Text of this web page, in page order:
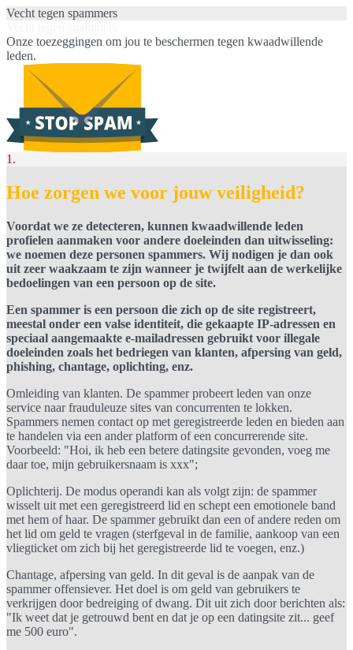
Vecht tegen spammers
Onze toezeggingen om jou te beschermen tegen kwaadwillende
leden.
1.
Hoe zorgen we voor jouw veiligheid?
Voordat we ze detecteren, kunnen kwaadwillende leden
profielen aanmaken voor andere doeleinden dan uitwisseling:
we noemen deze personen spammers. Wij nodigen je dan ook
uit zeer waakzaam te zijn wanneer je twijfelt aan de werkelijke
bedoelingen van een persoon op de site.
Een spammer is een persoon die zich op de site registreert,
meestal onder een valse identiteit, die gekaapte IP-adressen en
speciaal aangemaakte e-mailadressen gebruikt voor illegale
doeleinden zoals het bedriegen van klanten, afpersing van geld,
phishing, chantage, oplichting, enz.
Omleiding van klanten. De spammer probeert leden van onze
service naar frauduleuze sites van concurrenten te lokken.
Spammers nemen contact op met geregistreerde leden en bieden aan
te handelen via een ander platform of een concurrerende site.
Voorbeeld: "Hoi, ik heb een betere datingsite gevonden, voeg me
daar toe, mijn gebruikersnaam is xxx";
Oplichterij. De modus operandi kan als volgt zijn: de spammer
wisselt uit met een geregistreerd lid en schept een emotionele band
met hem of haar. De spammer gebruikt dan een of andere reden om
het lid om geld te vragen (sterfgeval in de familie, aankoop van een
vliegticket om zich bij het geregistreerde lid te voegen, enz.)
Chantage, afpersing van geld. In dit geval is de aanpak van de
spammer offensiever. Het doel is om geld van gebruikers te
verkrijgen door bedreiging of dwang. Dit uit zich door berichten als:
"Ik weet dat je getrouwd bent en dat je op een datingsite zit... geef
me 500 euro".